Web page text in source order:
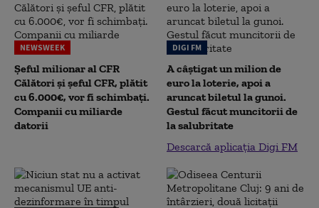
NEWSWEEK
Șeful milionar al CFR
Călători și șeful CFR, plătit
cu 6.000€, vor fi schimbați.
Companii cu miliarde
datorii
DIGI FM
A câștigat un milion de
euro la loterie, apoi a
aruncat biletul la gunoi.
Gestul făcut muncitorii de
la salubritate
Descarcă aplicația Digi FM